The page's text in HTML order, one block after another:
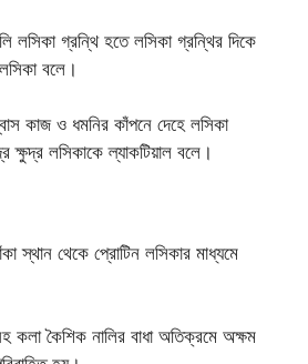
লসিকা গ্রন্থি হতে লসিকা গ্রন্থির দিকে
বলে।
কাজ ও ধমনির কাঁপনে দেহে লসিকা
ক্ষুদ্র লসিকাকে ল্যাকটিয়াল বলে।
স্থান থেকে প্রোটিন লসিকার মাধ্যমে
কলা কৈশিক নালির বাধা অতিক্রমে অক্ষম